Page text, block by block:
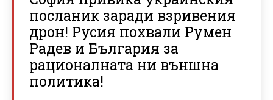
посланик заради взривения
дрон! Русия похвали Румен
Радев и България за
рационалната ни външна
политика!